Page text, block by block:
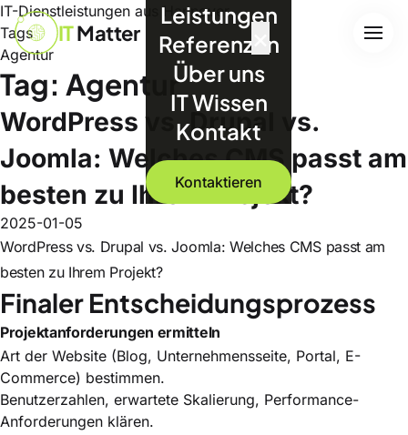
ITMatter
Leistungen
Referenzen
Über uns
IT Wissen
Kontakt
Kontaktieren
IT-Dienstleistungen aus Hannover
Tags
Agentur
Tag: Agentur
WordPress vs. Drupal vs.
Joomla: Welches CMS passt am
besten zu Ihrem Projekt?
2025-01-05
WordPress vs. Drupal vs. Joomla: Welches CMS passt am
besten zu Ihrem Projekt?
Finaler Entscheidungsprozess
Projektanforderungen ermitteln
Art der Website (Blog, Unternehmensseite, Portal, E-
Commerce) bestimmen.
Benutzerzahlen, erwartete Skalierung, Performance-
Anforderungen klären.